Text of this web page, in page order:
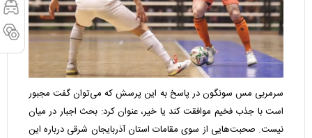
سرمربی مس سونگون در پاسخ به این پرسش که می‌توان گفت مجبور
است با جذب فخیم موافقت کند یا خیر، عنوان کرد: بحث اجبار در میان
نیست. صحبت‌هایی از سوی مقامات استان آذربایجان شرقی درباره این